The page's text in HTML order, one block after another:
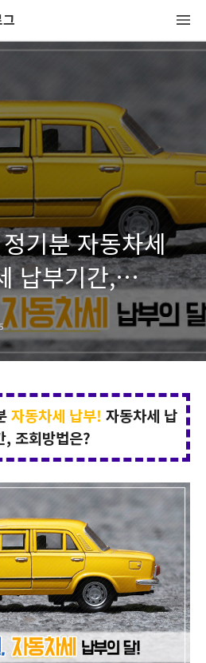
기분 자동차세
납부기간,
자동차세 납부! 자동차세 납
, 조회방법은?